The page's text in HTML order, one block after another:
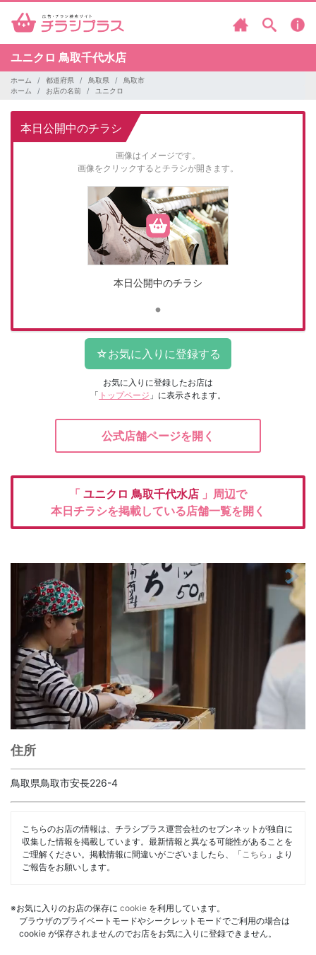
ユニクロ 鳥取千代水店
ホーム 都道府県 鳥取県
鳥取市
ホーム
お店の名前 ユニクロ
本日公開中のチラシ
画像はイメージです。
画像をクリックするとチラシが開きます。
本日公開中のチラシ
お気に入りに登録したお店は
「 トップページ 」に表示されます。
公式店舗ページを開く
「 ユニクロ 鳥取千代水店 」周辺で
本日チラシを掲載している店舗一覧を開く
住所
鳥取県鳥取市安長226-4
こちらのお店の情報は、チラシプラス運営会社のセブンネットが独自に
収集した情報を掲載しています。最新情報と異なる可能性があることを
ご理解ください。掲載情報に間違いがございましたら、「 こちら 」より
ご報告をお願いします。
※お気に入りのお店の保存に cookie を利用しています。
ブラウザのプライベートモードやシークレットモードでご利用の場合は
cookie が保存されませんのでお店をお気に入りに登録できません。